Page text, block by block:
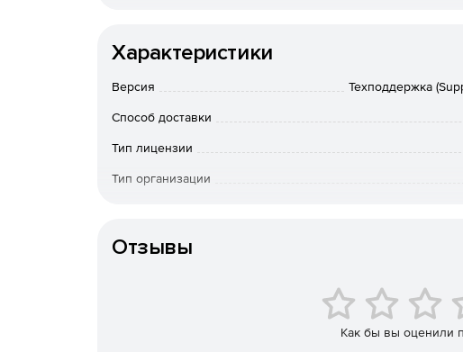
решение по энтерпрайз-уровня.
Policy Manager предназначен для управления
состояние в соответствии с международными
оптимизации систем и сервисов в плане
отклонение от ожидаемой защищенной конфигурации
Remediation Manager – компонент Tripwire Enterprise,
автоматизировать восстановление конфигураций до
отклонений или изменений. Помимо этого Remediation
Характеристики
Версия Техподдержка
Способ доставки
Тип лицензии
Тип организации
Отзывы
Как бы вы оценили